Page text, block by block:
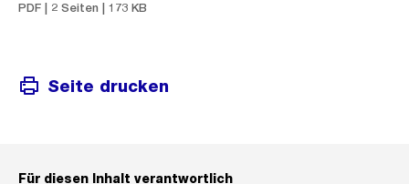
PDF | 2 Seiten | 173 KB
Seite drucken
Für diesen Inhalt verantwortlich